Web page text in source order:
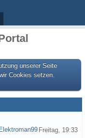
unserer Seite
Cookies setzen.
Elektroman99 Freitag, 19:33